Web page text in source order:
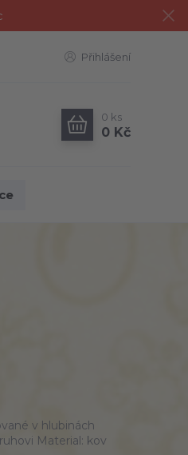
Přihlášení
0 ks
0 Kč
v hlubinách
Material: kov